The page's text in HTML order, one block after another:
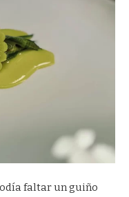
faltar un guiño